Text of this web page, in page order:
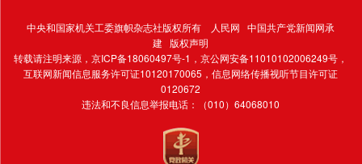
中央和国家机关工委旗帜杂志社版权所有 人民网 中国共产党新闻网承
建 版权声明
转载请注明来源，京ICP备18060497号-1 ，京公网安备11010102006249号，
互联网新闻信息服务许可证10120170065，信息网络传播视听节目许可证
0120672
违法和不良信息举报电话：（010）64068010